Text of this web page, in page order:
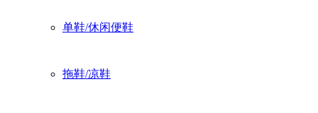
单鞋/休闲便鞋
拖鞋/凉鞋